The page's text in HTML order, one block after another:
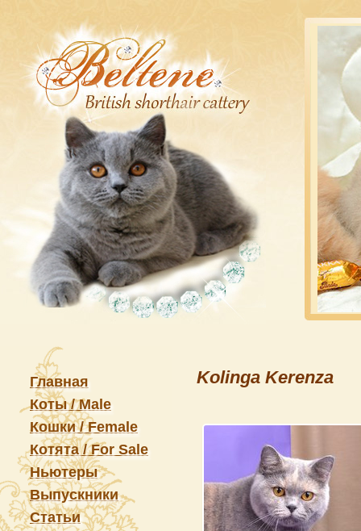
Главная
Коты / Male
Кошки / Female
Котята / For Sale
Ньютеры
Выпускники
Статьи
Kolinga Kerenza